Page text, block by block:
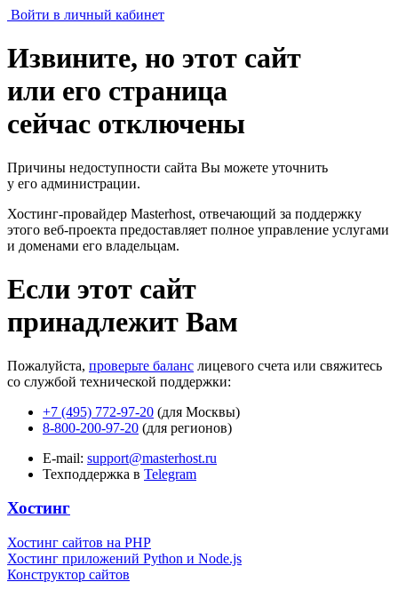
Войти в личный кабинет
Извините, но этот сайт
или его страница
сейчас отключены
Причины недоступности сайта Вы можете уточнить
у его администрации.
Хостинг-провайдер Masterhost, отвечающий за поддержку
этого веб-проекта предоставляет полное управление услугами
и доменами его владельцам.
Если этот сайт
принадлежит Вам
Пожалуйста, проверьте баланс лицевого счета или свяжитесь
со службой технической поддержки:
+7 (495) 772-97-20 (для Москвы)
8-800-200-97-20 (для регионов)
E-mail: support@masterhost.ru
Техподдержка в Telegram
Хостинг
Хостинг сайтов на PHP
Хостинг приложений Python и Node.js
Конструктор сайтов